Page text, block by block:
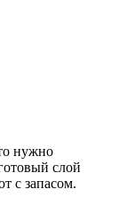
нужно
слой
с запасом.